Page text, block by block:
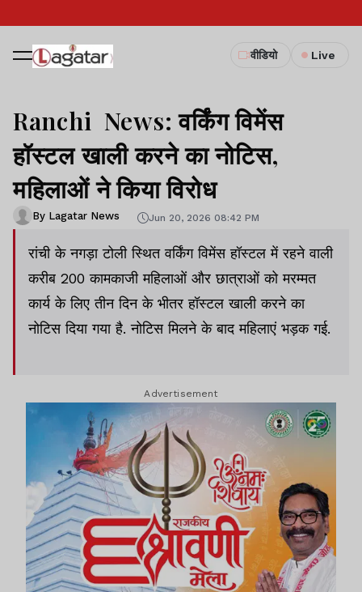
वीडियो Live
Ranchi News: वर्किंग विमेंस
हॉस्टल खाली करने का नोटिस,
महिलाओं ने किया विरोध
By Lagatar News Jun 20, 2026 08:42 PM
रांची के नगड़ा टोली स्थित वर्किंग विमेंस हॉस्टल में रहने वाली
करीब 200 कामकाजी महिलाओं और छात्राओं को मरम्मत
कार्य के लिए तीन दिन के भीतर हॉस्टल खाली करने का
नोटिस दिया गया है. नोटिस मिलने के बाद महिलाएं भड़क गई.
Advertisement